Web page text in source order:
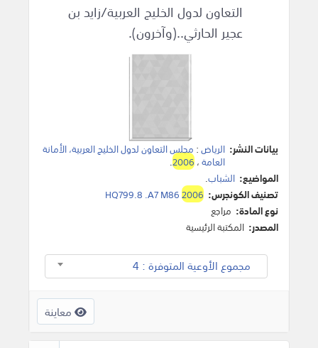
التعاون لدول الخليج العربية/زايد بن
عجير الحارثي..(وآخرون).
بيانات النشر: الرياض: مجلس التعاون لدول الخليج العربية، الأمانة
العامة،2006
.
المواضيع: الشباب.
تصنيف الكونجرس:
HQ799.8 .A7 M862006
نوع المادة: مراجع
المصدر: المكتبة الرئيسية
مجموع الأوعية المتوفرة : 4
معاينة